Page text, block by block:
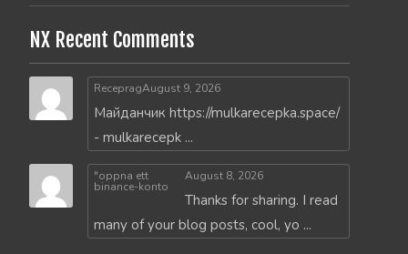
NX Recent Comments
RecepragAugust 9, 2026
Майданчик https://mulkarecepka.space/
- mulkarecepk ...
"oppna ett
binance-konto
August 8, 2026
Thanks for sharing. I read
many of your blog posts, cool, yo ...